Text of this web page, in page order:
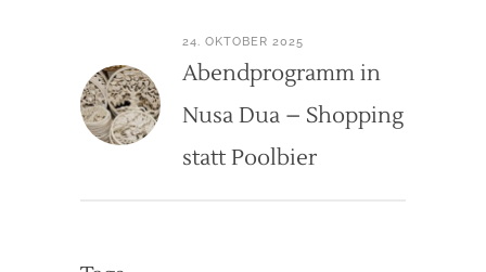
24. OKTOBER 2025
Abendprogramm in
Nusa Dua – Shopping
statt Poolbier